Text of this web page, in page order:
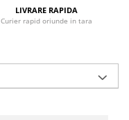
LIVRARE RAPIDA
Curier rapid oriunde in tara